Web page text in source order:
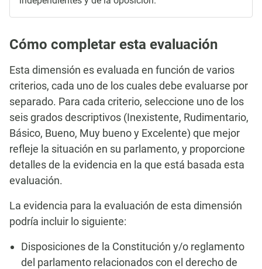
Cómo completar esta evaluación
Esta dimensión es evaluada en función de varios
criterios, cada uno de los cuales debe evaluarse por
separado. Para cada criterio, seleccione uno de los
seis grados descriptivos (Inexistente, Rudimentario,
Básico, Bueno, Muy bueno y Excelente) que mejor
refleje la situación en su parlamento, y proporcione
detalles de la evidencia en la que está basada esta
evaluación.
La evidencia para la evaluación de esta dimensión
podría incluir lo siguiente:
Disposiciones de la Constitución y/o reglamento
del parlamento relacionados con el derecho de